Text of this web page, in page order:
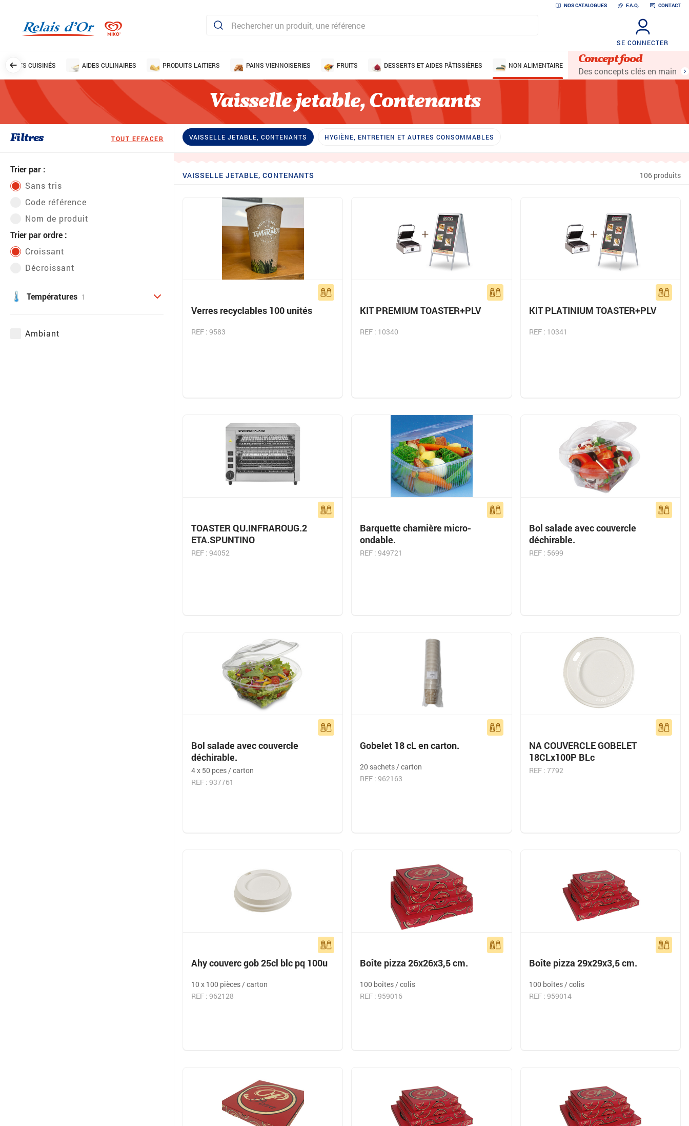
NOS CATALOGUES F.A.Q. CONTACT
SE CONNECTER
PLATS CUISINÉS AIDES CULINAIRES PRODUITS LAITIERS PAINS VIENNOISERIES FRUITS DESSERTS ET AIDES PÂTISSIÈRES NON ALIMENTAIRE Concept food
Des concepts clés en main
Vaisselle jetable, Contenants
Filtres TOUT EFFACER
Trier par :
Sans tris
Code référence
Nom de produit
Trier par ordre :
Croissant
Décroissant
Températures 1
Ambiant
VAISSELLE JETABLE, CONTENANTS HYGIÈNE, ENTRETIEN ET AUTRES CONSOMMABLES
VAISSELLE JETABLE, CONTENANTS 106 produits
Verres recyclables 100 unités
REF : 9583
KIT PREMIUM TOASTER+PLV
REF : 10340
KIT PLATINIUM TOASTER+PLV
REF : 10341
TOASTER QU.INFRAROUG.2
ETA.SPUNTINO
REF : 94052
Barquette charnière micro-
ondable.
REF : 949721
Bol salade avec couvercle
déchirable.
REF : 5699
Bol salade avec couvercle
déchirable.
4 x 50 pces / carton
REF : 937761
Gobelet 18 cL en carton.
20 sachets / carton
REF : 962163
NA COUVERCLE GOBELET
18CLx100P BLc
REF : 7792
Ahy couverc gob 25cl blc pq 100u
10 x 100 pièces / carton
REF : 962128
Boîte pizza 26x26x3,5 cm.
100 boîtes / colis
REF : 959016
Boîte pizza 29x29x3,5 cm.
100 boîtes / colis
REF : 959014